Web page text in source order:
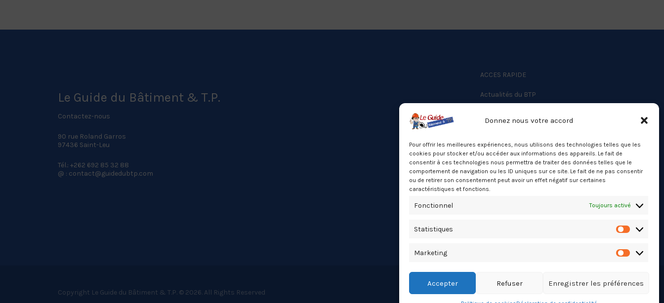
Donnez nous votre accord
Pour offrir les meilleures expériences, nous utilisons des technologies telles que les
cookies pour stocker et/ou accéder aux informations des appareils. Le fait de
consentir à ces technologies nous permettra de traiter des données telles que le
comportement de navigation ou les ID uniques sur ce site. Le fait de ne pas consentir
ou de retirer son consentement peut avoir un effet négatif sur certaines
caractéristiques et fonctions.
Fonctionnel Toujours activé
Statistiques
Marketing Marketing
Accepter Refuser Enregistrer les préférences
Le Guide du Bâtiment & T.P.
Contactez-nous
90 rue Roland Garros
97436 Saint-Leu
Tél.: +262 692 85 32 88
@ : contact@guidedubtp.com
ACCES RAPIDE
Actualités du BTP
Mentions légales
Nos partenaires
Politique de confidentialité
Copyright Le Guide du Bâtiment & T.P. © 2026. All Rights Reserved